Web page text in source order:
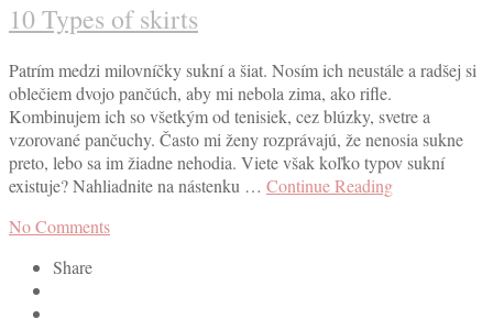
10 Types of skirts
Patrím medzi milovníčky sukní a šiat. Nosím ich neustále a radšej si
oblečiem dvojo pančúch, aby mi nebola zima, ako rifle.
Kombinujem ich so všetkým od tenisiek, cez blúzky, svetre a
vzorované pančuchy. Často mi ženy rozprávajú, že nenosia sukne
preto, lebo sa im žiadne nehodia. Viete však koľko typov sukní
existuje? Nahliadnite na nástenku … Continue Reading
No Comments
Share